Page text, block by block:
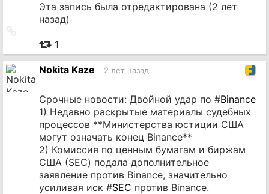
Эта запись была отредактирована (2 лет
назад)
источник
1
Nokita Kaze 2 лет назад
Срочные новости: Двойной удар по #Binance
1) Недавно раскрытые материалы судебных
процессов **Министерства юстиции США
могут означать конец Binance**
2) Комиссия по ценным бумагам и биржам
США (SEC) подала дополнительное
заявление против Binance, значительно
усиливая иск #SEC против Binance.